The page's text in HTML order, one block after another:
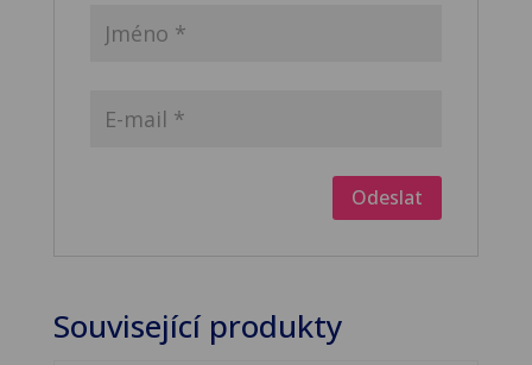
Související produkty